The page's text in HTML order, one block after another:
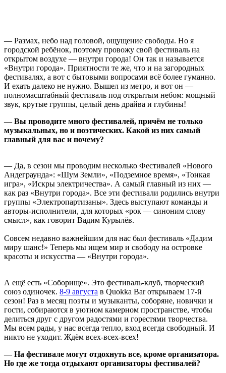
— Размах, небо над головой, ощущение свободы. Но я
городской ребёнок, поэтому провожу свой фестиваль на
открытом воздухе — внутри города! Он так и называется
«Внутри города». Приятности те же, что и на загородных
фестивалях, а вот с бытовыми вопросами всё более гуманно.
И ехать далеко не нужно. Вышел из метро, и вот он —
полномасштабный фестиваль под открытым небом: мощный
звук, крутые группы, целый день драйва и глубины!
— Вы проводите много фестивалей, причём не только
музыкальных, но и поэтических. Какой из них самый
главный для вас и почему?
— Да, в сезон мы проводим несколько Фестивалей «Нового
Андеграунда»: «Шум Земли», «Подземное время», «Тонкая
игра», «Искры электричества». А самый главный из них —
как раз «Внутри города». Все эти фестивали родились внутри
группы «Электропартизаны». Здесь выступают команды и
авторы-исполнители, для которых «рок — синоним слову
смысл», как говорит Вадим Курылёв.
Совсем недавно важнейшим для нас был фестиваль «Дадим
миру шанс!» Теперь мы ищем мир и свободу на островке
красоты и искусства — «Внутри города».
А ещё есть «Соборище». Это фестиваль-клуб, творческий
союз одиночек. 8-9 августа в Quokka Bar открываем 17-й
сезон! Раз в месяц поэты и музыканты, соборяне, новички и
гости, собираются в уютном камерном пространстве, чтобы
делиться друг с другом радостями и горестями творчества.
Мы всем рады, у нас всегда тепло, вход всегда свободный. И
никто не уходит. Ждём всех-всех-всех!
— На фестивале могут отдохнуть все, кроме организатора.
Но где же тогда отдыхают организаторы фестивалей?